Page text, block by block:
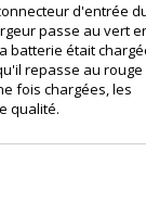
d'entrée
passe au vert
batterie était
repasse au rouge
fois chargées, les
qualité.